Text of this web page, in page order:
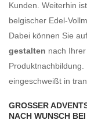
Kunden. Weiterhin
belgischer Edel-
Dabei können Sie
gestalten nach
eingeschweißt in
GROSSER
ACH WUNSCH BEI